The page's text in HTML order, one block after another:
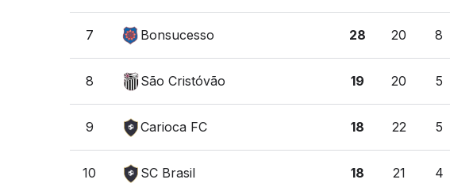
7 Bonsucesso 28 20 8
8 São Cristóvão 19 20 5
9 Carioca FC 18 22 5
10 SC Brasil 18 21 4